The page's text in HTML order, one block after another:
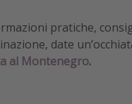
pratiche,
date
al Montenegro.